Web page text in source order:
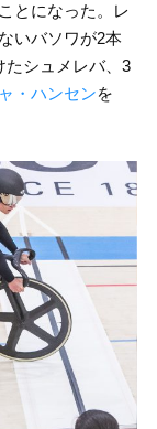
とになった。レ
いバソワが2本
たシュメレバ、3
・ハンセンを